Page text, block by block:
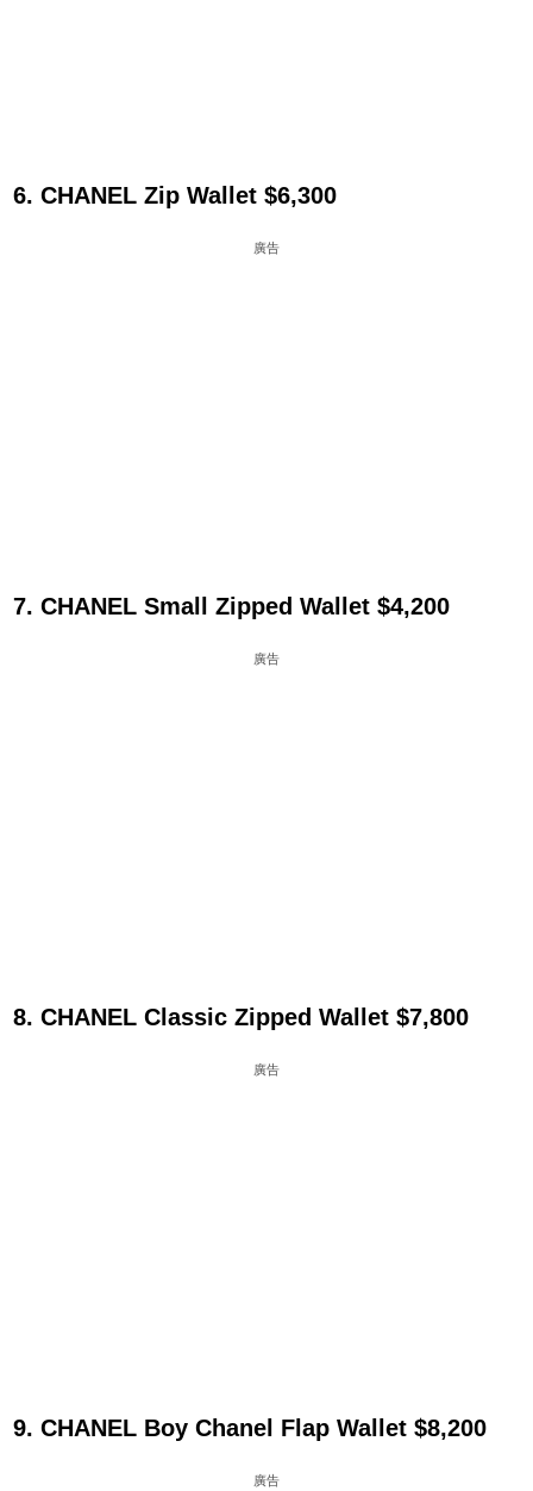
6. CHANEL Zip Wallet $6,300
廣告
7. CHANEL Small Zipped Wallet $4,200
廣告
8. CHANEL Classic Zipped Wallet $7,800
廣告
9. CHANEL Boy Chanel Flap Wallet $8,200
廣告